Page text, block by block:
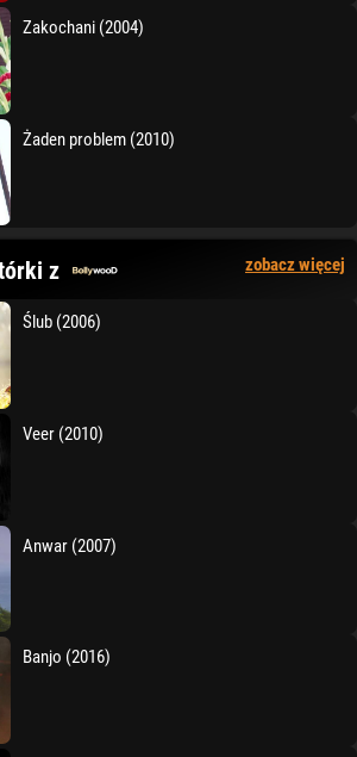
Zakochani (2004)
Żaden problem (2010)
z zobacz więcej
Ślub (2006)
Veer (2010)
Anwar (2007)
Banjo (2016)